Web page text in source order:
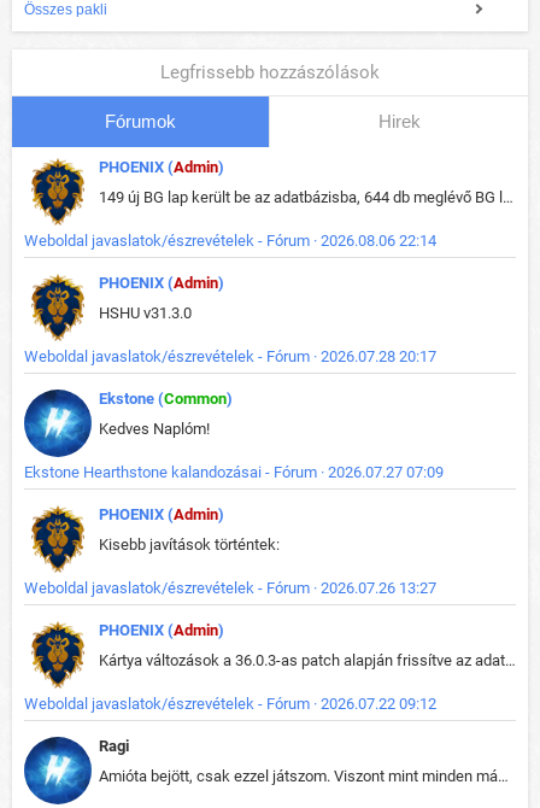
Összes pakli
Legfrissebb hozzászólások
Fórumok Hirek
PHOENIX (Admin)
149 új BG lap került be az adatbázisba, 644 db meglévő BG lap módosult, bekerültek az új képek a megváltozott lapokhoz is.
Weboldal javaslatok/észrevételek - Fórum · 2026.08.06 22:14
PHOENIX (Admin)
HSHU v31.3.0
Weboldal javaslatok/észrevételek - Fórum · 2026.07.28 20:17
Ekstone (Common)
Kedves Naplóm!
Ekstone Hearthstone kalandozásai - Fórum · 2026.07.27 07:09
PHOENIX (Admin)
Kisebb javítások történtek:
Weboldal javaslatok/észrevételek - Fórum · 2026.07.26 13:27
PHOENIX (Admin)
Kártya változások a 36.0.3-as patch alapján frissítve az adatbázisban (képek is cserélve).
Weboldal javaslatok/észrevételek - Fórum · 2026.07.22 09:12
Ragi
Amióta bejött, csak ezzel játszom. Viszont mint minden más - akár az alapjáték is, ez is baromira összetett lett. Néha már pár kör után is esélytelen az egész. Vagy irreállisan túltápol valaki, vagy lelép a partner, vagy csak hülye mint a segg. És amikor eljönne az én időm, na akkor jön el mindenki másé is. Engem jobban érdekelne, hogy ki milyen ratingen szokott játszani. Na ez lenne egy érdekes adat.